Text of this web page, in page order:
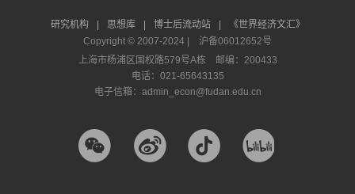
研究机构 思想库 博士后流动站
《世界经济文汇》
Copyright © 2007-2024 | 沪备06012652号
上海市杨浦区国权路579号A栋 邮编：200433
电话：021-65643135
电子信箱：admin_econ@fudan.edu.cn